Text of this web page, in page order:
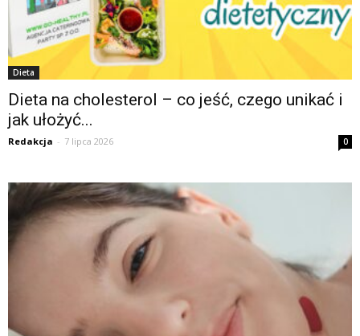
Dieta
Dieta na cholesterol – co jeść, czego unikać i
jak ułożyć...
Redakcja - 7 lipca 2026 0